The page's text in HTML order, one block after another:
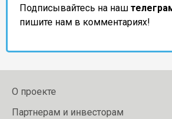
Подписывайтесь на наш
пишите нам в комментариях!
О проекте
Партнерам и инвесторам